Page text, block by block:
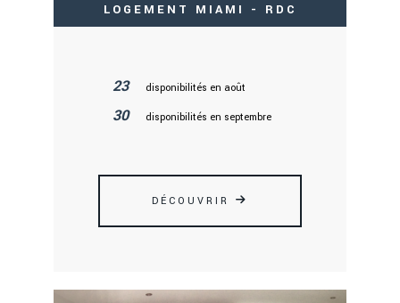
LOGEMENT MIAMI - RDC
23 disponibilités en août
30 disponibilités en septembre
DÉCOUVRIR